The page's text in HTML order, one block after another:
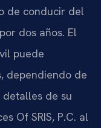
de conducir del
dos años. El
puede
dependiendo de
de su
Of SRIS, P.C. al